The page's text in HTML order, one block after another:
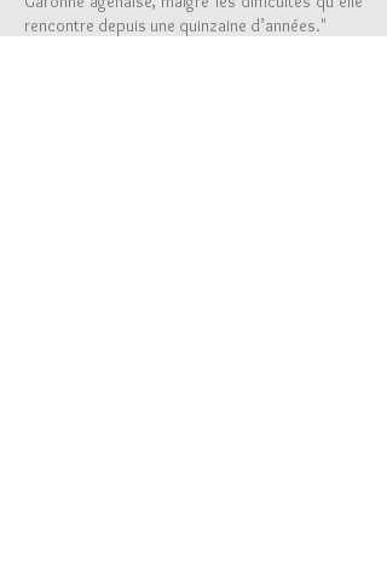
rencontre depuis une quinzaine d’années."